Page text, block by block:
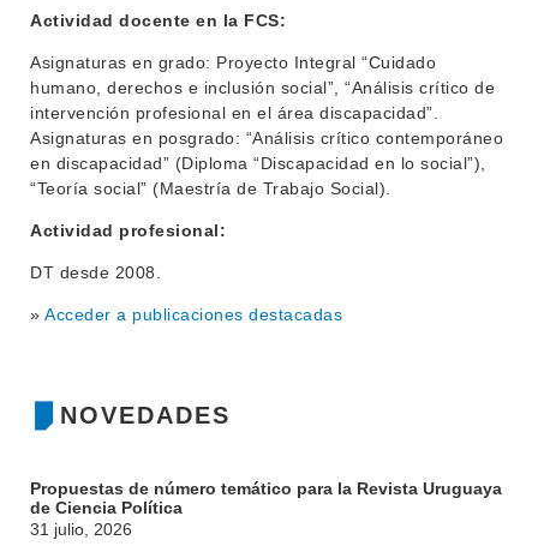
INSTITUCIONAL
DEPARTAMENTOS
INVESTIGACIÓN
EXTENSIÓN
CONTACTO
BEDELÍA
EVA FCS
OFERTA DE GRADO
POSGRADOS
NOVEDADES
Propuestas de número temático para la Revista Uruguaya
de Ciencia Política
31 julio, 2026
Actividad docente en la FCS:
Asignaturas en grado: Proyecto Integral “Cuidado
humano, derechos e inclusión social”, “Análisis crítico de
intervención profesional en el área discapacidad”.
Asignaturas en posgrado: “Análisis crítico contemporáneo
en discapacidad” (Diploma “Discapacidad en lo social”),
“Teoría social” (Maestría de Trabajo Social).
Actividad profesional:
DT desde 2008.
» Acceder a publicaciones destacadas